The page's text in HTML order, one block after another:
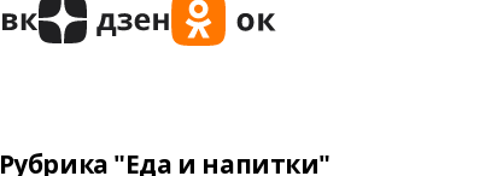
Рубрика "Еда и напитки"